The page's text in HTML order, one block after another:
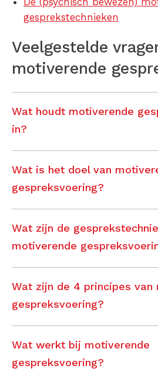
gesprekstechnieken
Veelgestelde
motiverende
Wat houdt motiverende
in?
Wat is het doel van
gespreksvoering?
Wat zijn de
motiverende
Wat zijn de 4 principes van
gespreksvoering?
Wat werkt bij motiverende
gespreksvoering?